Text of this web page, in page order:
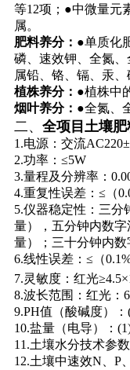
等12项；●中微量元
属。
肥料养分： ●单质化
磷、速效钾、全氮
属铅、铬、镉、汞
植株养分： ●植株中
烟叶养分： ●全氮、
二、 全项目土壤
1.电源：交流
2.功率：≤5W
3.量程及分辨率：
4.重复性误差：≤（
5.仪器稳定性：三分
量），五分钟内数字
量）；三十分钟内
6.线性误差：≤（
7.灵敏度：红光
8.波长范围：红光：
9.PH值（酸碱度）
10.盐量（电导）：
11.土壤水分技术参
12.土壤中速效N、P